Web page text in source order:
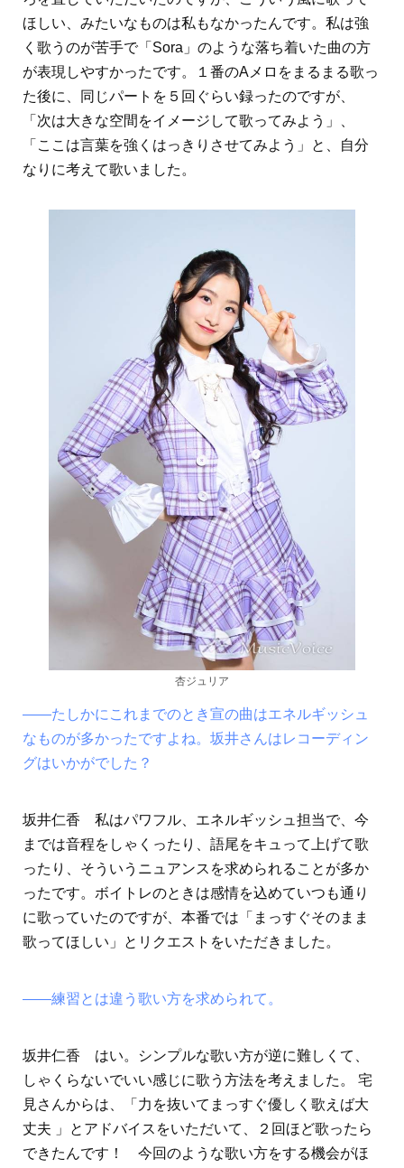
ほしい、みたいなものは私もなかったんです。私は強
く歌うのが苦手で「Sora」のような落ち着いた曲の方
が表現しやすかったです。１番のAメロをまるまる歌っ
た後に、同じパートを５回ぐらい録ったのですが、
「次は大きな空間をイメージして歌ってみよう」、
「ここは言葉を強くはっきりさせてみよう」と、自分
なりに考えて歌いました。
杏ジュリア
――たしかにこれまでのとき宣の曲はエネルギッシュ
なものが多かったですよね。坂井さんはレコーディン
グはいかがでした？
坂井仁香 私はパワフル、エネルギッシュ担当で、今
までは音程をしゃくったり、語尾をキュって上げて歌
ったり、そういうニュアンスを求められることが多か
ったです。ボイトレのときは感情を込めていつも通り
に歌っていたのですが、本番では「まっすぐそのまま
歌ってほしい」とリクエストをいただきました。
――練習とは違う歌い方を求められて。
坂井仁香 はい。シンプルな歌い方が逆に難しくて、
しゃくらないでいい感じに歌う方法を考えました。 宅
見さんからは、「力を抜いてまっすぐ優しく歌えば大
丈夫 」とアドバイスをいただいて、２回ほど歌ったら
できたんです！ 今回のような歌い方をする機会がほ